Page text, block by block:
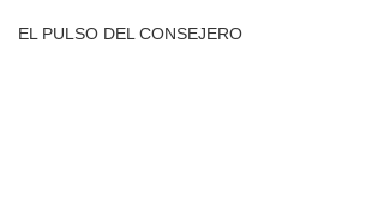
EL PULSO DEL CONSEJERO